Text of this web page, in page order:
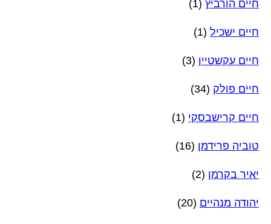
חיים הורביץ (1)
חיים ישכיל (1)
חיים עקשטיין (3)
חיים פולק (34)
חיים קרישבסקי (1)
טוביה פרידמן (16)
יאיר בקרמן (2)
יהודה מנהיים (20)